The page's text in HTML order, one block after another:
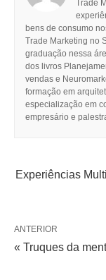
Trade
bens de consumo
Trade Marketing no
graduação nessa
dos livros
vendas e
formação em
especialização em
empresário e
Experiências
ANTERIOR
« Truques da